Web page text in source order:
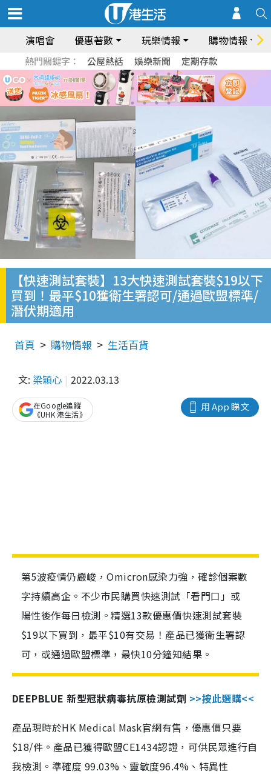
演唱會 優惠著數 玩樂情報 購物情報
熱門關鍵字： 公屋熱話 娛樂新聞 定期存款
【快速測試套裝】13大快速測試套裝$19以下
買到！最平$10獲衛生署認可/通過歐盟標準/
潛伏期適用
首頁 購物情報 生活百貨
文: 梁穎心 2022.03.13
用 App 睇文
在Google追蹤
《UHK 港生活》
第5波疫情仍嚴峻，Omicron感染力強，確診個案數
字持續高企。不少市民購買快速測試「看門口」或
陽性後作每日檢測。精選13款優惠價快速測試套裝
$19以下買到，最平$10有交易！產品已獲衛生署認
可，或通過歐盟標準，最快10分鐘知結果。
DEEPBLUE 新型冠狀病毒抗原檢測試劑 >>按此選購<<
產品現時於HK Medical Mask官網有售，優惠價只要
$18/件。產品已獲得歐盟CE1434認證，可供民眾進行自
我檢測。準確度 99.03%、靈敏度96.4%、特異性